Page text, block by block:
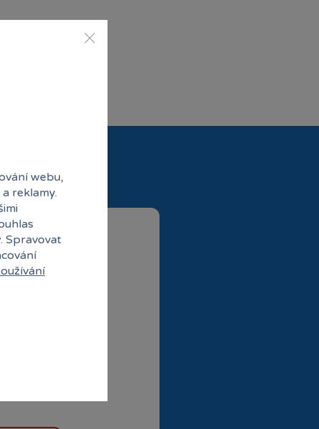
webu,
reklamy.
Spravovat